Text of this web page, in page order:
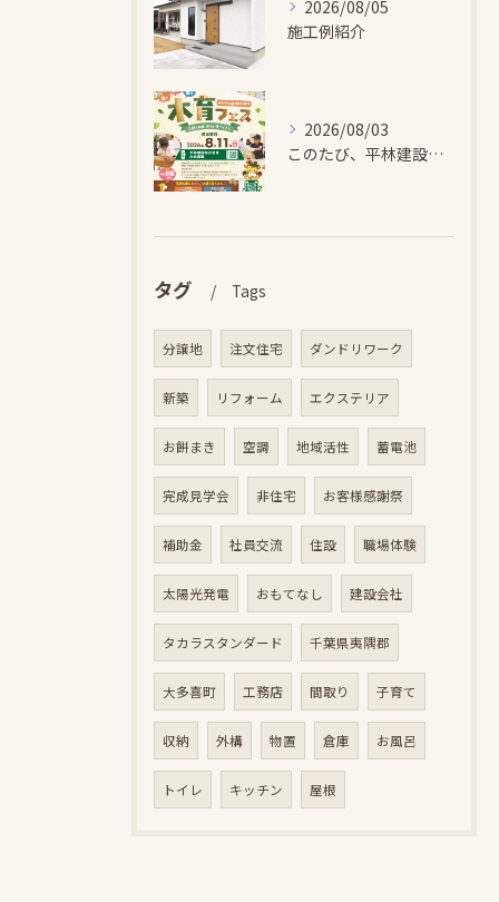
2026/08/05
施工例紹介
2026/08/03
このたび、平林建設では、お子さまが木とふれあい・木について学...
タグ Tags
分譲地 注文住宅 ダンドリワーク
新築 リフォーム エクステリア
お餅まき 空調 地域活性 蓄電池
完成見学会 非住宅 お客様感謝祭
補助金 社員交流 住設 職場体験
太陽光発電 おもてなし 建設会社
タカラスタンダード 千葉県夷隅郡
大多喜町 工務店 間取り 子育て
収納 外構 物置 倉庫 お風呂
トイレ キッチン 屋根